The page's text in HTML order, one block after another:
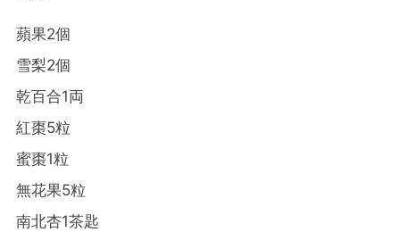
蘋果2個
雪梨2個
乾百合1両
紅棗5粒
蜜棗1粒
無花果5粒
南北杏1茶匙